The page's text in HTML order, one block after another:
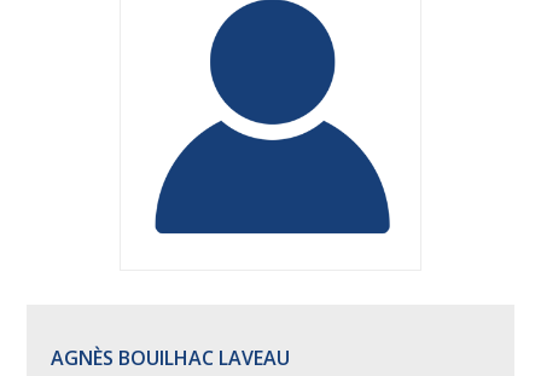
AGNÈS BOUILHAC LAVEAU